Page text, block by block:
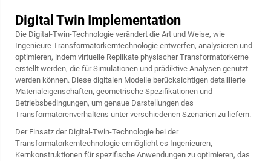
Digital Twin Implementation
Die Digital-Twin-Technologie verändert die Art und Weise, wie
Ingenieure Transformatorkerntechnologie entwerfen, analysieren und
optimieren, indem virtuelle Replikate physischer Transformatorkerne
erstellt werden, die für Simulationen und prädiktive Analysen genutzt
werden können. Diese digitalen Modelle berücksichtigen detaillierte
Materialeigenschaften, geometrische Spezifikationen und
Betriebsbedingungen, um genaue Darstellungen des
Transformatorenverhaltens unter verschiedenen Szenarien zu liefern.
Der Einsatz der Digital-Twin-Technologie bei der
Transformatorkerntechnologie ermöglicht es Ingenieuren,
Kernkonstruktionen für spezifische Anwendungen zu optimieren, das